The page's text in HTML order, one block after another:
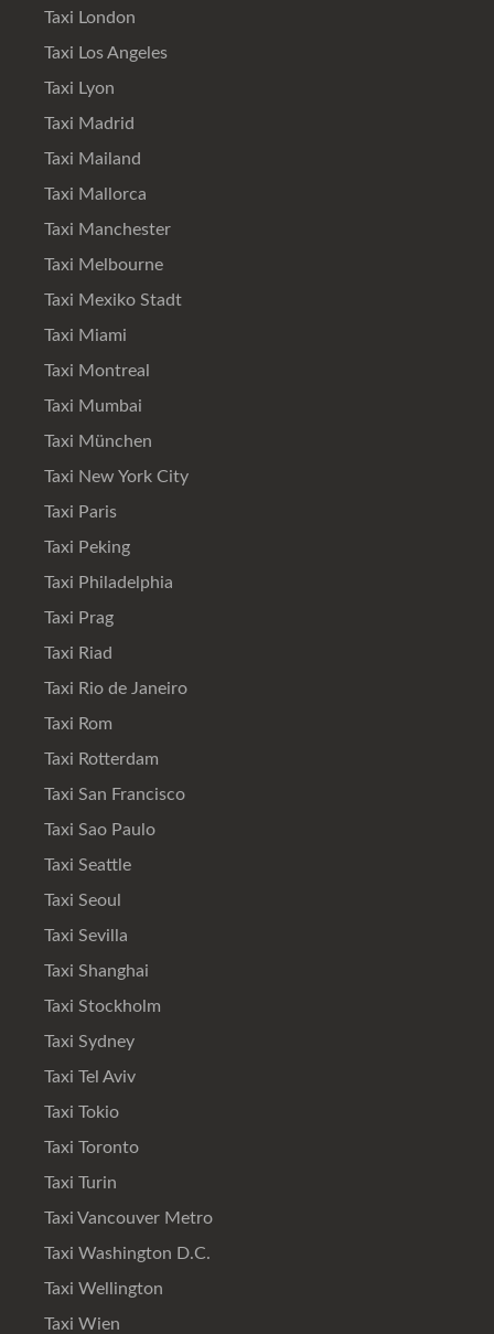
Taxi London
Taxi Los Angeles
Taxi Lyon
Taxi Madrid
Taxi Mailand
Taxi Mallorca
Taxi Manchester
Taxi Melbourne
Taxi Mexiko Stadt
Taxi Miami
Taxi Montreal
Taxi Mumbai
Taxi München
Taxi New York City
Taxi Paris
Taxi Peking
Taxi Philadelphia
Taxi Prag
Taxi Riad
Taxi Rio de Janeiro
Taxi Rom
Taxi Rotterdam
Taxi San Francisco
Taxi Sao Paulo
Taxi Seattle
Taxi Seoul
Taxi Sevilla
Taxi Shanghai
Taxi Stockholm
Taxi Sydney
Taxi Tel Aviv
Taxi Tokio
Taxi Toronto
Taxi Turin
Taxi Vancouver Metro
Taxi Washington D.C.
Taxi Wellington
Taxi Wien